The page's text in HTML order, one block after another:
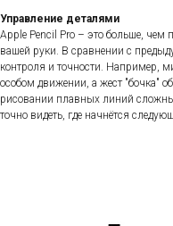
Управление деталями
Apple Pencil Pro – это больше, чем
вашей руки. В сравнении с
контроля и точности. Например,
особом движении, а жест "бочка"
рисовании плавных линий
точно видеть, где начнётся